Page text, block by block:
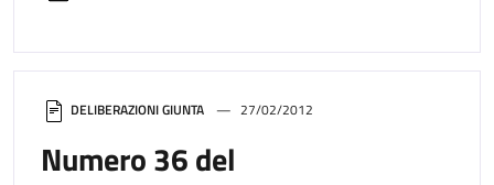
DELIBERAZIONI GIUNTA 27/02/2012
Numero 36 del